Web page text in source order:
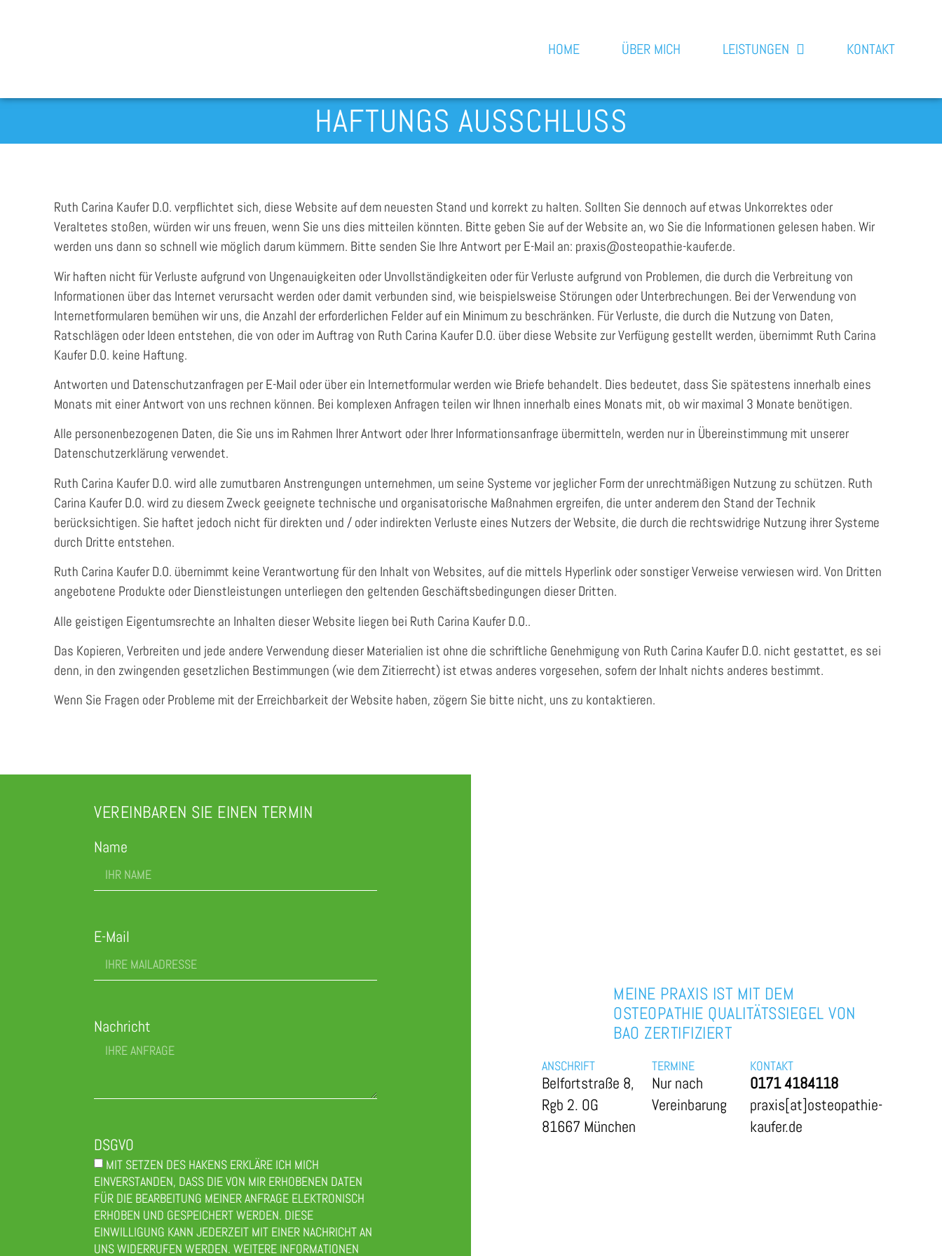
HOME ÜBER MICH LEISTUNGEN KONTAKT
HAFTUNGS AUSSCHLUSS
Ruth Carina Kaufer D.O. verpflichtet sich, diese Website auf dem neuesten Stand und korrekt zu halten. Sollten Sie dennoch auf etwas Unkorrektes oder
Veraltetes stoßen, würden wir uns freuen, wenn Sie uns dies mitteilen könnten. Bitte geben Sie auf der Website an, wo Sie die Informationen gelesen haben. Wir
werden uns dann so schnell wie möglich darum kümmern. Bitte senden Sie Ihre Antwort per E-Mail an: praxis@osteopathie-kaufer.de.
Wir haften nicht für Verluste aufgrund von Ungenauigkeiten oder Unvollständigkeiten oder für Verluste aufgrund von Problemen, die durch die Verbreitung von
Informationen über das Internet verursacht werden oder damit verbunden sind, wie beispielsweise Störungen oder Unterbrechungen. Bei der Verwendung von
Internetformularen bemühen wir uns, die Anzahl der erforderlichen Felder auf ein Minimum zu beschränken. Für Verluste, die durch die Nutzung von Daten,
Ratschlägen oder Ideen entstehen, die von oder im Auftrag von Ruth Carina Kaufer D.O. über diese Website zur Verfügung gestellt werden, übernimmt Ruth Carina
Kaufer D.O. keine Haftung.
Antworten und Datenschutzanfragen per E-Mail oder über ein Internetformular werden wie Briefe behandelt. Dies bedeutet, dass Sie spätestens innerhalb eines
Monats mit einer Antwort von uns rechnen können. Bei komplexen Anfragen teilen wir Ihnen innerhalb eines Monats mit, ob wir maximal 3 Monate benötigen.
Alle personenbezogenen Daten, die Sie uns im Rahmen Ihrer Antwort oder Ihrer Informationsanfrage übermitteln, werden nur in Übereinstimmung mit unserer
Datenschutzerklärung verwendet.
Ruth Carina Kaufer D.O. wird alle zumutbaren Anstrengungen unternehmen, um seine Systeme vor jeglicher Form der unrechtmäßigen Nutzung zu schützen. Ruth
Carina Kaufer D.O. wird zu diesem Zweck geeignete technische und organisatorische Maßnahmen ergreifen, die unter anderem den Stand der Technik
berücksichtigen. Sie haftet jedoch nicht für direkten und / oder indirekten Verluste eines Nutzers der Website, die durch die rechtswidrige Nutzung ihrer Systeme
durch Dritte entstehen.
Ruth Carina Kaufer D.O. übernimmt keine Verantwortung für den Inhalt von Websites, auf die mittels Hyperlink oder sonstiger Verweise verwiesen wird. Von Dritten
angebotene Produkte oder Dienstleistungen unterliegen den geltenden Geschäftsbedingungen dieser Dritten.
Alle geistigen Eigentumsrechte an Inhalten dieser Website liegen bei Ruth Carina Kaufer D.O..
Das Kopieren, Verbreiten und jede andere Verwendung dieser Materialien ist ohne die schriftliche Genehmigung von Ruth Carina Kaufer D.O. nicht gestattet, es sei
denn, in den zwingenden gesetzlichen Bestimmungen (wie dem Zitierrecht) ist etwas anderes vorgesehen, sofern der Inhalt nichts anderes bestimmt.
Wenn Sie Fragen oder Probleme mit der Erreichbarkeit der Website haben, zögern Sie bitte nicht, uns zu kontaktieren.
VEREINBAREN SIE EINEN TERMIN
Name
E-Mail
Nachricht
DSGVO
MIT SETZEN DES HAKENS ERKLÄRE ICH MICH
EINVERSTANDEN, DASS DIE VON MIR ERHOBENEN DATEN
FÜR DIE BEARBEITUNG MEINER ANFRAGE ELEKTRONISCH
ERHOBEN UND GESPEICHERT WERDEN. DIESE
EINWILLIGUNG KANN JEDERZEIT MIT EINER NACHRICHT AN
UNS WIDERRUFEN WERDEN. WEITERE INFORMATIONEN
MEINE PRAXIS IST MIT DEM
OSTEOPATHIE QUALITÄTSSIEGEL VON
BAO ZERTIFIZIERT
ANSCHRIFT
Belfortstraße 8,
Rgb 2. OG
81667 München
TERMINE
Nur nach
Vereinbarung
KONTAKT
0171 4184118
praxis[at]osteopathie-
kaufer.de